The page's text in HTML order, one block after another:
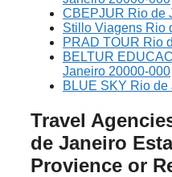
CBEPJUR Rio de
Stillo Viagens Rio
PRAD TOUR Rio
BELTUR
Janeiro 20000-000
BLUE SKY Rio
Travel
de Janeiro
Provience or